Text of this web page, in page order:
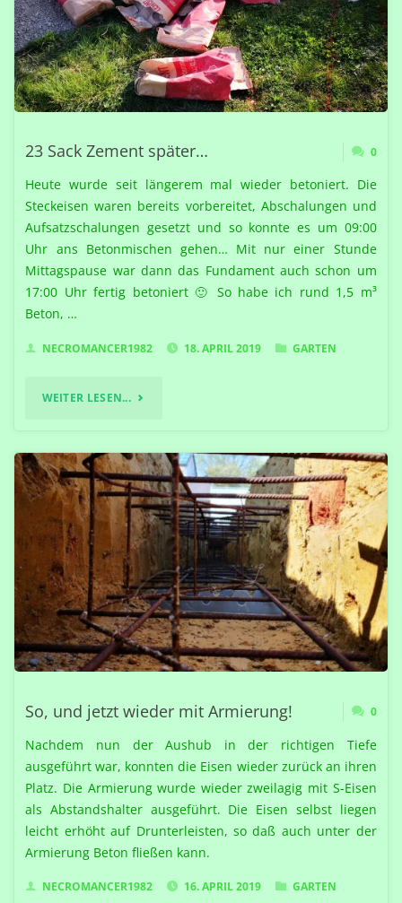
TROCKEN
GEMAUERT"
23 Sack Zement später… 0
Heute wurde seit längerem mal wieder betoniert. Die
Steckeisen waren bereits vorbereitet, Abschalungen und
Aufsatzschalungen gesetzt und so konnte es um 09:00
Uhr ans Betonmischen gehen… Mit nur einer Stunde
Mittagspause war dann das Fundament auch schon um
17:00 Uhr fertig betoniert 🙂 So habe ich rund 1,5 m³
Beton, …
NECROMANCER1982 18. APRIL 2019 GARTEN
WEITER LESEN... "23
ZEMENT
SPÄTER…"
So, und jetzt wieder mit Armierung! 0
Nachdem nun der Aushub in der richtigen Tiefe
ausgeführt war, konnten die Eisen wieder zurück an ihren
Platz. Die Armierung wurde wieder zweilagig mit S-Eisen
als Abstandshalter ausgeführt. Die Eisen selbst liegen
leicht erhöht auf Drunterleisten, so daß auch unter der
Armierung Beton fließen kann.
NECROMANCER1982 16. APRIL 2019 GARTEN